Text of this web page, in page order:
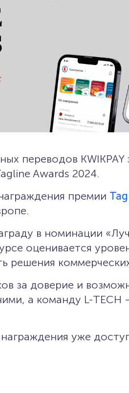
переводов KWIKPAY
Awards 2024.
премии
в номинации
оценивается
решения
за доверие и
а команду L-TECH
уже